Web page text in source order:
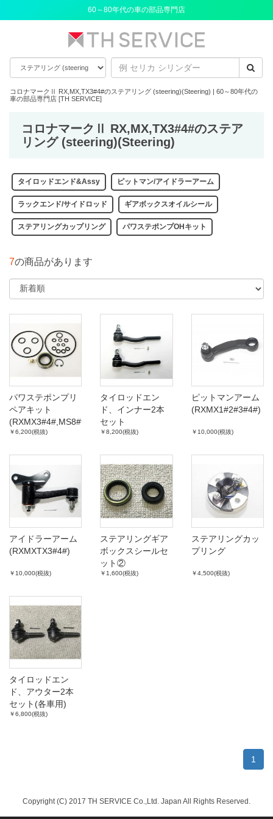
60～80年代の車の部品専門店
コロナマークⅡ RX,MX,TX3#4#のステアリング (steering)(Steering) | 60～80年代の
車の部品専門店 [TH SERVICE]
コロナマークⅡ RX,MX,TX3#4#のステア
リング (steering)(Steering)
タイロッドエンド&Assy ピットマン/アイドラーアーム
ラックエンド/サイドロッド ギアボックスオイルシール
ステアリングカップリング パワステポンプOHキット
7の商品があります
パワステポンプリ
ペアキット
(RXMX3#4#,MS8#9#10#11#)
￥6,200(税抜)
タイロッドエン
ド、インナー2本
セット
(RXMXTX3#4#)
￥8,200(税抜)
ピットマンアーム
(RXMX1#2#3#4#)
￥10,000(税抜)
アイドラーアーム
(RXMXTX3#4#)
￥10,000(税抜)
ステアリングギア
ボックスシールセ
ット②
￥1,600(税抜)
ステアリングカッ
プリング
￥4,500(税抜)
タイロッドエン
ド、アウター2本
セット(各車用)
￥6,800(税抜)
1
Copyright (C) 2017 TH SERVICE Co.,Ltd. Japan All Rights Reserved.